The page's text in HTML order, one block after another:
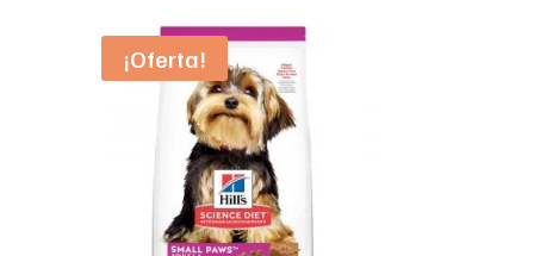
¡Oferta!